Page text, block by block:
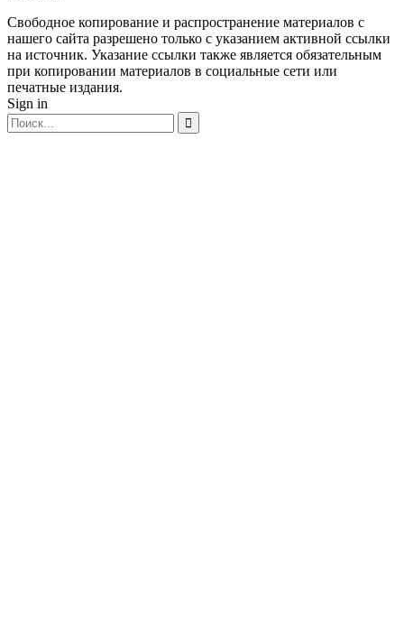
Свободное копирование и распространение материалов с
нашего сайта разрешено только с указанием активной ссылки
на источник. Указание ссылки также является обязательным
при копировании материалов в социальные сети или
печатные издания.
Sign in